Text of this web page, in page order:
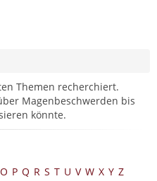
Themen recherchiert.
Magenbeschwerden bis
könnte.
O P Q R S T U V W X Y Z